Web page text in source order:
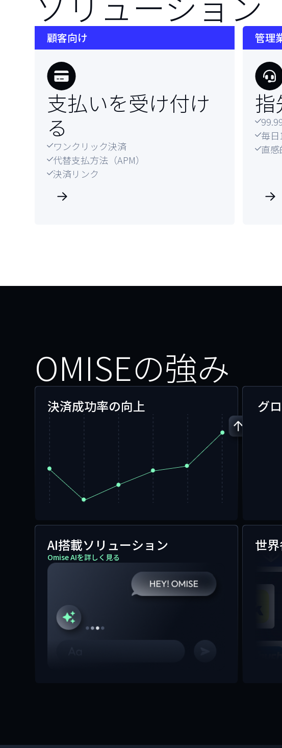
顧客向け
支払いを受け付け
る
 ワンクリック決済
代替支払方法（APM）
決済リンク
管理
指

毎
直
OMISEの強み
決済成功率の向上 グ
AI搭載ソリューション
Omise AIを詳しく見る
世